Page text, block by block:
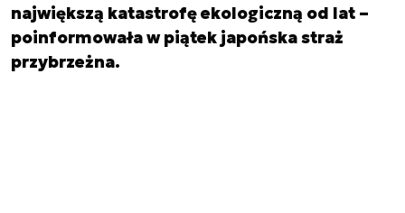
największą katastrofę ekologiczną od lat –
poinformowała w piątek japońska straż
przybrzeżna.